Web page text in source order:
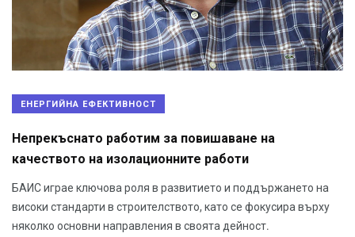
ЕНЕРГИЙНА ЕФЕКТИВНОСТ
Непрекъснато работим за повишаване на
качеството на изолационните работи
БАИС играе ключова роля в развитието и поддържането на
високи стандарти в строителството, като се фокусира върху
няколко основни направления в своята дейност.